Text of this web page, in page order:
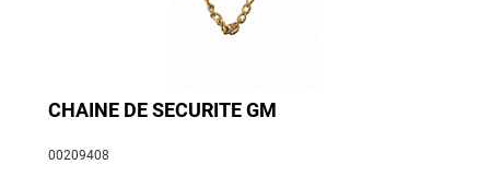
CHAINE DE SECURITE GM
00209408